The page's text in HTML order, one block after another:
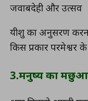
जवाबदेही और उत्सव
यीशु का अनुसरण
किस प्रकार
3.मनुष्य का